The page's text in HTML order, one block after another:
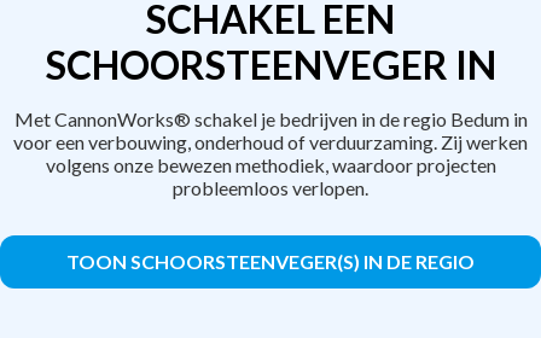
SCHAKEL EEN
SCHOORSTEENVEGER IN
Met CannonWorks® schakel je bedrijven in de regio Bedum in
voor een verbouwing, onderhoud of verduurzaming. Zij werken
volgens onze bewezen methodiek, waardoor projecten
probleemloos verlopen.
TOON SCHOORSTEENVEGER(S) IN DE REGIO